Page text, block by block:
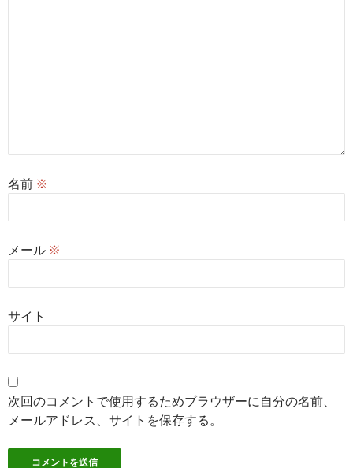
名前 ※
メール ※
サイト
次回のコメントで使用するためブラウザーに自分の名前、
メールアドレス、サイトを保存する。